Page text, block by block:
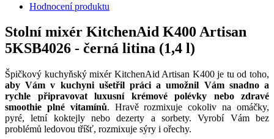
Hodnocení produktu
Stolní mixér KitchenAid K400 Artisan
5KSB4026 - černá litina (1,4 l)
Špičkový kuchyňský mixér KitchenAid Artisan K400 je tu od toho,
aby Vám v kuchyni ušetřil práci a umožnil Vám snadno a
rychle připravovat luxusní krémové polévky nebo zdravé
smoothie plné vitamínů. Hravě rozmixuje cokoliv na omáčky,
pyré, letní koktejly nebo dezerty a sorbety. Vyrobí Vám bez
problémů ledovou tříšť, rozmixuje sýry i ořechy.